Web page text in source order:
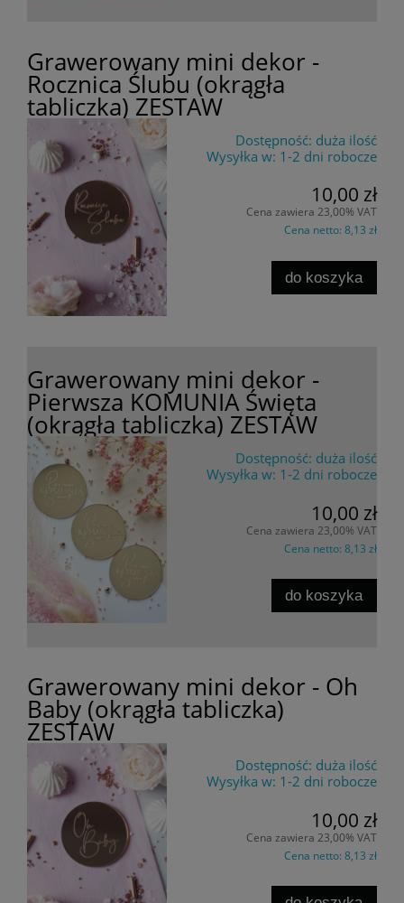
Grawerowany mini dekor -
Rocznica Ślubu (okrągła
tabliczka) ZESTAW
Dostępność: duża ilość
Wysyłka w: 1-2 dni robocze
10,00 zł
Cena zawiera 23,00% VAT
Cena netto: 8,13 zł
do koszyka
Grawerowany mini dekor -
Pierwsza KOMUNIA Święta
(okrągła tabliczka) ZESTAW
Dostępność: duża ilość
Wysyłka w: 1-2 dni robocze
10,00 zł
Cena zawiera 23,00% VAT
Cena netto: 8,13 zł
do koszyka
Grawerowany mini dekor - Oh
Baby (okrągła tabliczka)
ZESTAW
Dostępność: duża ilość
Wysyłka w: 1-2 dni robocze
10,00 zł
Cena zawiera 23,00% VAT
Cena netto: 8,13 zł